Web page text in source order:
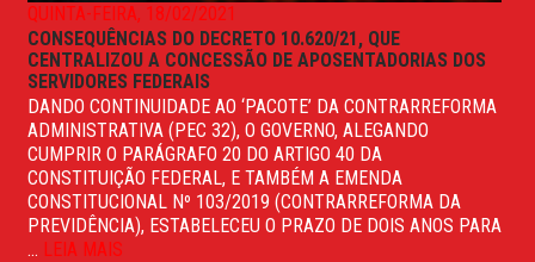
QUINTA-FEIRA, 18/02/2021
CONSEQUÊNCIAS DO DECRETO 10.620/21, QUE
CENTRALIZOU A CONCESSÃO DE APOSENTADORIAS DOS
SERVIDORES FEDERAIS
DANDO CONTINUIDADE AO ‘PACOTE’ DA CONTRARREFORMA
ADMINISTRATIVA (PEC 32), O GOVERNO, ALEGANDO
CUMPRIR O PARÁGRAFO 20 DO ARTIGO 40 DA
CONSTITUIÇÃO FEDERAL, E TAMBÉM A EMENDA
CONSTITUCIONAL Nº 103/2019 (CONTRARREFORMA DA
PREVIDÊNCIA), ESTABELECEU O PRAZO DE DOIS ANOS PARA
... LEIA MAIS